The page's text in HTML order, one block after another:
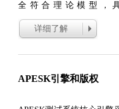
全符合理论模型，
详细了解
APESK引擎和版权